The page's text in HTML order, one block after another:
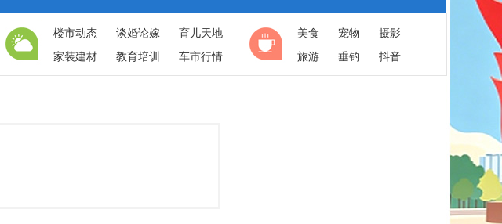
楼市动态 谈婚论嫁
育儿天地
家装建材
教育培训 车市行情
美食 宠物
摄影
旅游
垂钓 抖音